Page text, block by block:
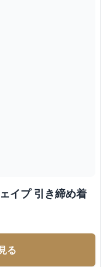
イプ 引き締め着
る